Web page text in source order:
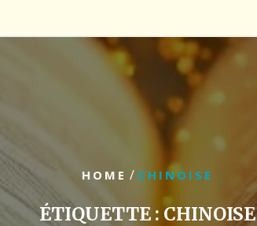
HOME / CHINOISE
ÉTIQUETTE : CHINOISE